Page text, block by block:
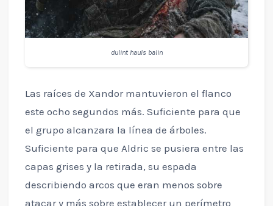
dulint hauls balin
Las raíces de Xandor mantuvieron el flanco
este ocho segundos más. Suficiente para que
el grupo alcanzara la línea de árboles.
Suficiente para que Aldric se pusiera entre las
capas grises y la retirada, su espada
describiendo arcos que eran menos sobre
atacar y más sobre establecer un perímetro